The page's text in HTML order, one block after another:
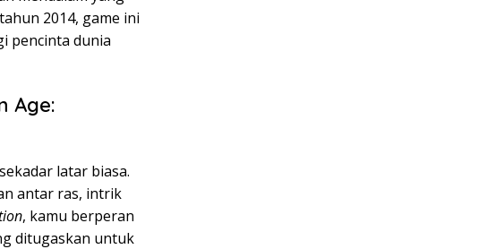
2014, game ini
pencinta dunia
Age:
latar biasa.
antar ras, intrik
, kamu berperan
ditugaskan untuk